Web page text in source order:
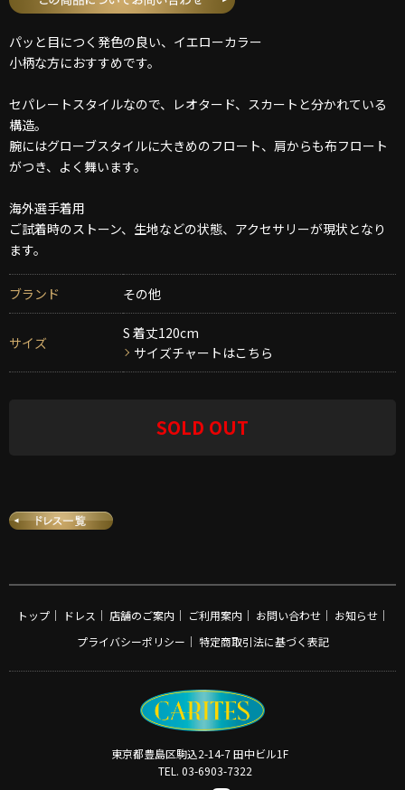
パッと目につく発色の良い、イエローカラー
小柄な方におすすめです。
セパレートスタイルなので、レオタード、スカートと分かれている
構造。
腕にはグローブスタイルに大きめのフロート、肩からも布フロート
がつき、よく舞います。
海外選手着用
ご試着時のストーン、生地などの状態、アクセサリーが現状となり
ます。
ブランド その他
サイズ
S 着丈120cm
サイズチャートはこちら
SOLD OUT
トップ｜ ドレス ｜ 店舗のご案内｜ ご利用案内｜ お問い合わせ｜ お知らせ｜
プライバシーポリシー ｜ 特定商取引法に基づく表記
東京都豊島区駒込2-14-7 田中ビル1F
TEL. 03-6903-7322